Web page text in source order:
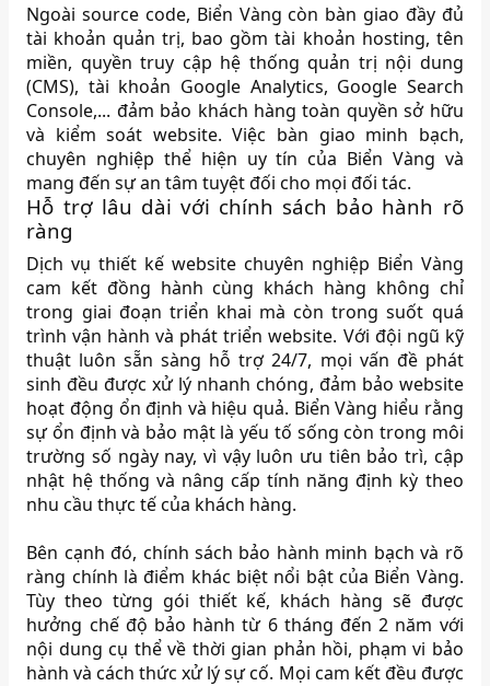
Ngoài source code, Biển Vàng còn bàn giao đầy đủ
tài khoản quản trị, bao gồm tài khoản hosting, tên
miền, quyền truy cập hệ thống quản trị nội dung
(CMS), tài khoản Google Analytics, Google Search
Console,... đảm bảo khách hàng toàn quyền sở hữu
và kiểm soát website. Việc bàn giao minh bạch,
chuyên nghiệp thể hiện uy tín của Biển Vàng và
mang đến sự an tâm tuyệt đối cho mọi đối tác.
Hỗ trợ lâu dài với chính sách bảo hành rõ
ràng
Dịch vụ thiết kế website chuyên nghiệp Biển Vàng
cam kết đồng hành cùng khách hàng không chỉ
trong giai đoạn triển khai mà còn trong suốt quá
trình vận hành và phát triển website. Với đội ngũ kỹ
thuật luôn sẵn sàng hỗ trợ 24/7, mọi vấn đề phát
sinh đều được xử lý nhanh chóng, đảm bảo website
hoạt động ổn định và hiệu quả. Biển Vàng hiểu rằng
sự ổn định và bảo mật là yếu tố sống còn trong môi
trường số ngày nay, vì vậy luôn ưu tiên bảo trì, cập
nhật hệ thống và nâng cấp tính năng định kỳ theo
nhu cầu thực tế của khách hàng.
Bên cạnh đó, chính sách bảo hành minh bạch và rõ
ràng chính là điểm khác biệt nổi bật của Biển Vàng.
Tùy theo từng gói thiết kế, khách hàng sẽ được
hưởng chế độ bảo hành từ 6 tháng đến 2 năm với
nội dung cụ thể về thời gian phản hồi, phạm vi bảo
hành và cách thức xử lý sự cố. Mọi cam kết đều được